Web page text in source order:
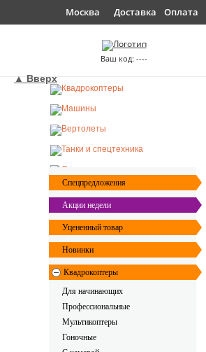
Москва Доставка Оплата
----
Спецпредложения
Акции недели
Уцененный товар
Новинки
Квадрокоптеры
Для начинающих
Профессиональные
Мультикоптеры
Гоночные
▲ Вверх